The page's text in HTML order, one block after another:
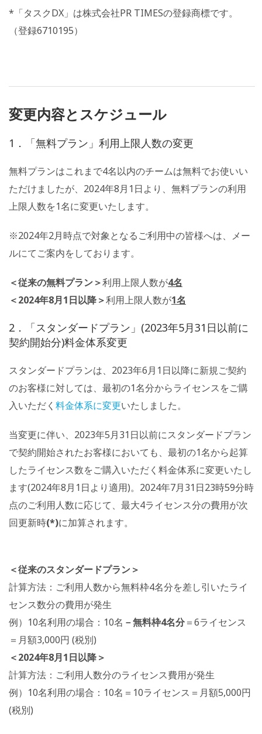
*「タスクDX」は株式会社PR TIMESの登録商標です。
（登録6710195）
変更内容とスケジュール
1．「無料プラン」利用上限人数の変更
無料プランはこれまで4名以内のチームは無料でお使いい
ただけましたが、2024年8月1日より、無料プランの利用
上限人数を1名に変更いたします。
※2024年2月時点で対象となるご利用中の皆様へは、メー
ルにてご案内をしております。
＜従来の無料プラン＞利用上限人数が4名
＜2024年8月1日以降＞利用上限人数が1名
2．「スタンダードプラン」(2023年5月31日以前に
契約開始分)料金体系変更
スタンダードプランは、2023年6月1日以降に新規ご契約
のお客様に対しては、最初の1名分からライセンスをご購
入いただく 料金体系に変更いたしました。
当変更に伴い、2023年5月31日以前にスタンダードプラン
で契約開始されたお客様においても、最初の1名から起算
したライセンス数をご購入いただく料金体系に変更いたし
ます(2024年8月1日より適用)。2024年7月31日23時59分時
点のご利用人数に応じて、最大4ライセンス分の費用が次
回更新時(*)に加算されます。
＜従来のスタンダードプラン＞
計算方法：ご利用人数から無料枠4名分を差し引いたライ
センス数分の費用が発生
例）10名利用の場合：10名 －無料枠4名分＝6ライセンス
＝月額3,000円 (税別)
＜2024年8月1日以降＞
計算方法：ご利用人数分のライセンス費用が発生
例）10名利用の場合：10名＝10ライセンス＝月額5,000円
(税別)